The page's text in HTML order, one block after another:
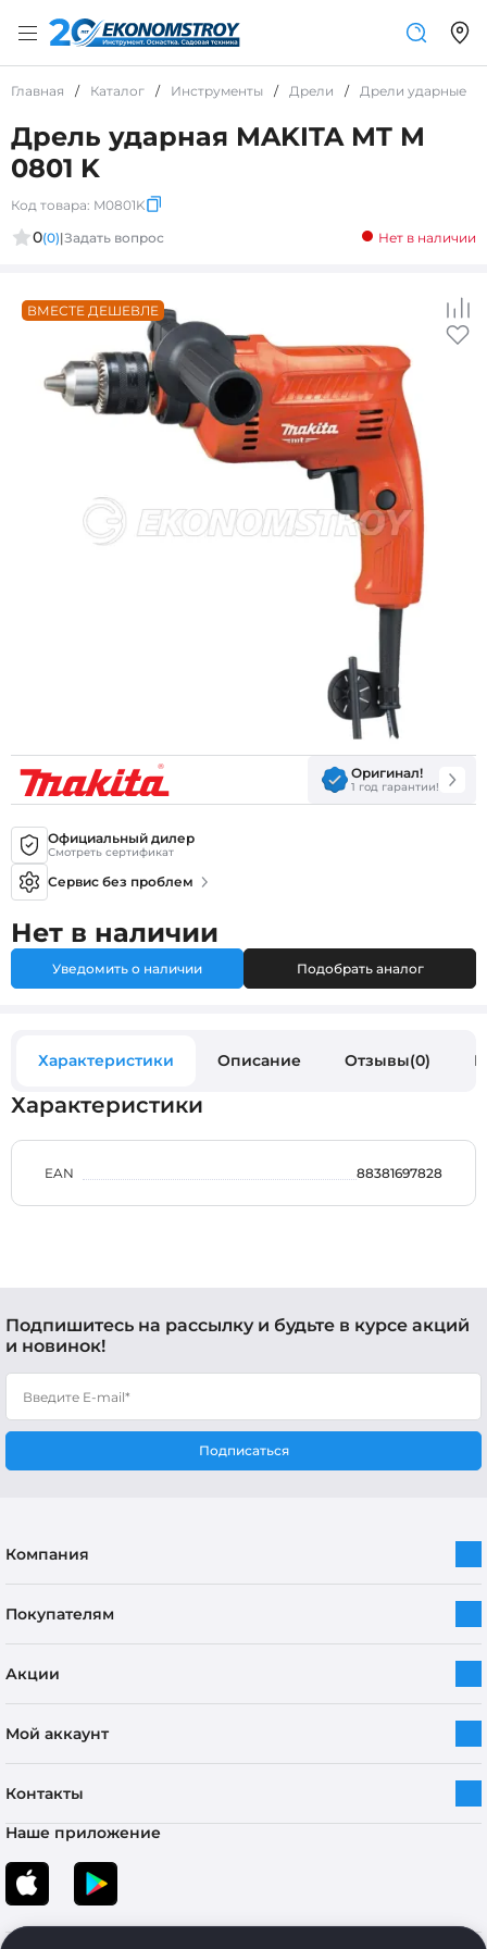
Главная / Каталог / Инструменты / Дрели / Дрели ударные
Дрель ударная MAKITA MT M
0801 K
Код товара: M0801K
0(0)|Задать вопрос Нет в наличии
ВМЕСТЕ ДЕШЕВЛЕ
Оригинал!
1 год гарантии!
Официальный дилер
Смотреть сертификат
Сервис без проблем
Нет в наличии
Уведомить о наличии Подобрать аналог
Характеристики Описание Отзывы(0)
Характеристики
EAN 88381697828
Подпишитесь на рассылку и будьте в курсе акций
и новинок!
Подписаться
Компания
Покупателям
Акции
Мой аккаунт
Контакты
Наше приложение